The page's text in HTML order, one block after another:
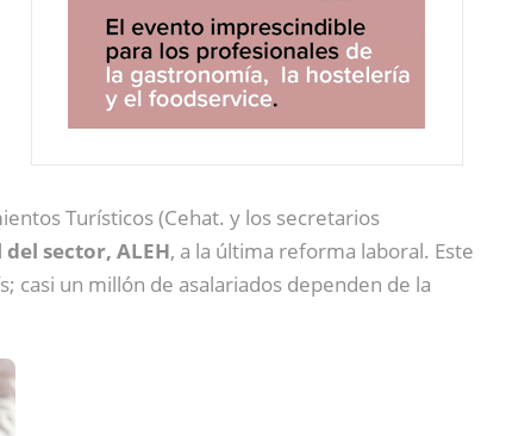
Turísticos (Cehat. y los secretarios
sector, ALEH, a la última reforma laboral. Este
casi un millón de asalariados dependen de la